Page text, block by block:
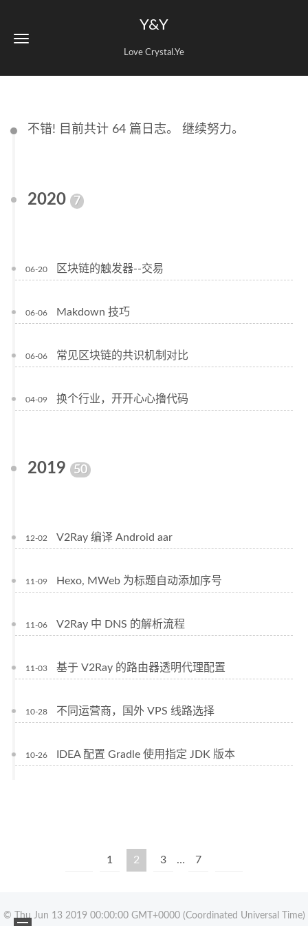
Y&Y
Love Crystal.Ye
不错! 目前共计 64 篇日志。 继续努力。
2020 7
06-20 区块链的触发器--交易
06-06 Makdown 技巧
06-06 常见区块链的共识机制对比
04-09 换个行业，开开心心撸代码
2019 50
12-02 V2Ray 编译 Android aar
11-09 Hexo, MWeb 为标题自动添加序号
11-06 V2Ray 中 DNS 的解析流程
11-03 基于 V2Ray 的路由器透明代理配置
10-28 不同运营商，国外 VPS 线路选择
10-26 IDEA 配置 Gradle 使用指定 JDK 版本
1 2 3 … 7
© Thu Jun 13 2019 00:00:00 GMT+0000 (Coordinated Universal Time)